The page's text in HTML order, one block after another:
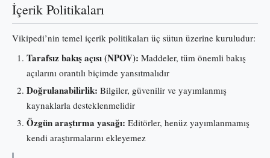
İçerik Politikaları
Vikipedi’nin temel içerik politikaları üç sütun üzerine kuruludur:
Tarafsız bakış açısı (NPOV): Maddeler, tüm önemli bakış
açılarını orantılı biçimde yansıtmalıdır
Doğrulanabilirlik: Bilgiler, güvenilir ve yayımlanmış
kaynaklarla desteklenmelidir
Özgün araştırma yasağı: Editörler, henüz yayımlanmamış
kendi araştırmalarını ekleyemez